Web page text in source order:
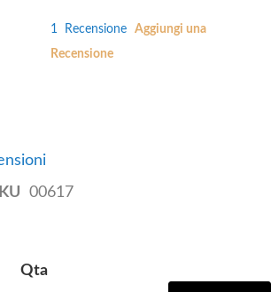
1 Recensione
Aggiungi una
Recensione
00617
Qta